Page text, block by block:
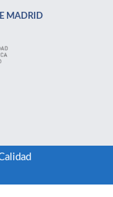
MADRID